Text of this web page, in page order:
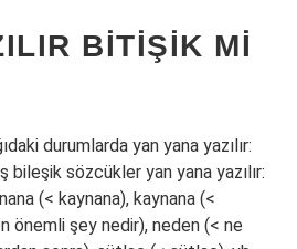
BITIŞIK MI
durumlarda yan yana yazılır:
bileşik sözcükler yan yana yazılır:
(< kaynana), kaynana (<
önemli şey nedir), neden (< ne